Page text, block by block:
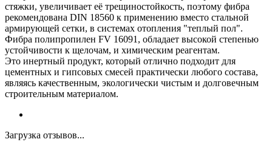
стяжки, увеличивает её трещиностойкость, поэтому фибра
рекомендована DIN 18560 к применению вместо стальной
армирующей сетки, в системах отопления "теплый пол".
Фибра полипропилен FV 16091, обладает высокой степенью
устойчивости к щелочам, и химическим реагентам.
Это инертный продукт, который отлично подходит для
цементных и гипсовых смесей практически любого состава,
являясь качественным, экологически чистым и долговечным
строительным материалом.
Загрузка отзывов...